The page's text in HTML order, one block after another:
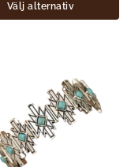
Välj alternativ